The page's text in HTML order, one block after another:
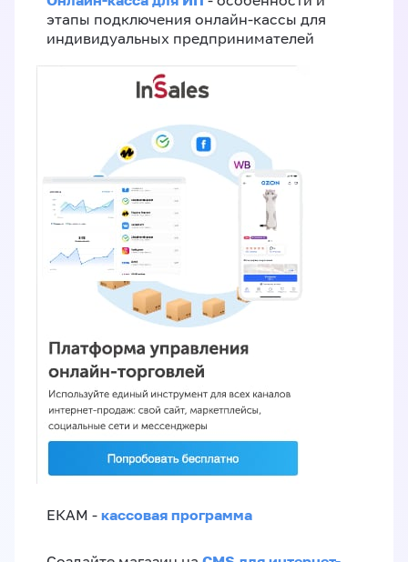
этапы подключения онлайн-кассы для
индивидуальных предпринимателей
ЕКАМ - кассовая программа